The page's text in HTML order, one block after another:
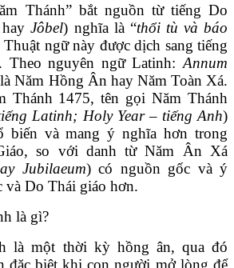
Thánh” bắt nguồn từ tiếng Do
hayJôbel) nghĩa là “thổi tù và báo
Thuật ngữ này được dịch sang tiếng
. Theo nguyên ngữ Latinh:Annum
Năm Hồng Ân hay Năm Toàn Xá.
Thánh 1475, tên gọi Năm Thánh
Latinh; Holy Year – tiếng Anh)
biến và mang ý nghĩa hơn trong
so với danh từ Năm Ân Xá
Jubilaeum) có nguồn gốc và ý
và Do Thái giáo hơn.
là gì?
là một thời kỳ hồng ân, qua đó
đặc biệt khi con người mở lòng để